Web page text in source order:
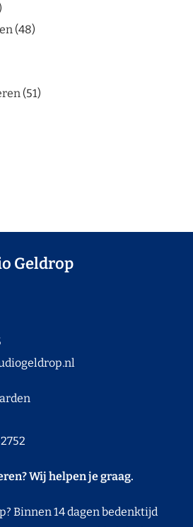
48
51
Geldrop
Wij helpen je graag.
Binnen 14 dagen bedenktijd